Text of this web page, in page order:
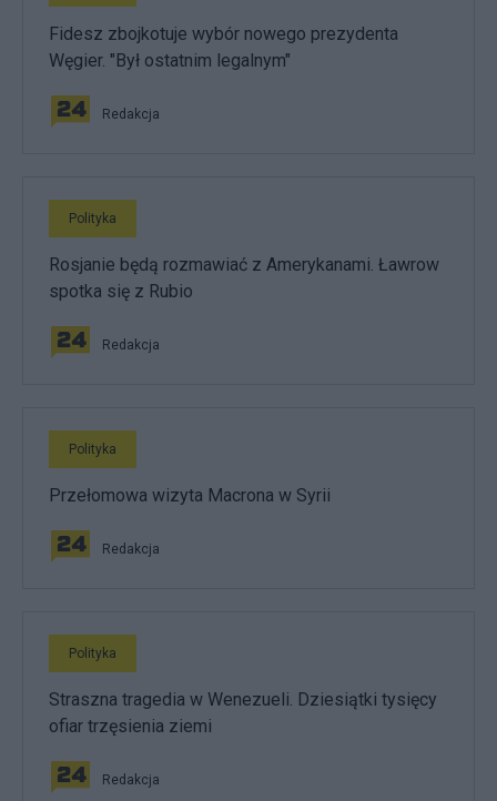
Fidesz zbojkotuje wybór nowego prezydenta
Węgier. "Był ostatnim legalnym"
Redakcja
Polityka
Rosjanie będą rozmawiać z Amerykanami. Ławrow
spotka się z Rubio
Redakcja
Polityka
Przełomowa wizyta Macrona w Syrii
Redakcja
Polityka
Straszna tragedia w Wenezueli. Dziesiątki tysięcy
ofiar trzęsienia ziemi
Redakcja